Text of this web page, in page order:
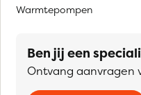
Warmtepompen
Ben jij een
Ontvang aanvragen